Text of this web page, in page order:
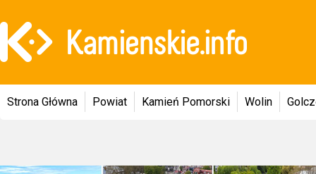
Strona Główna Powiat Kamień Pomorski Wolin